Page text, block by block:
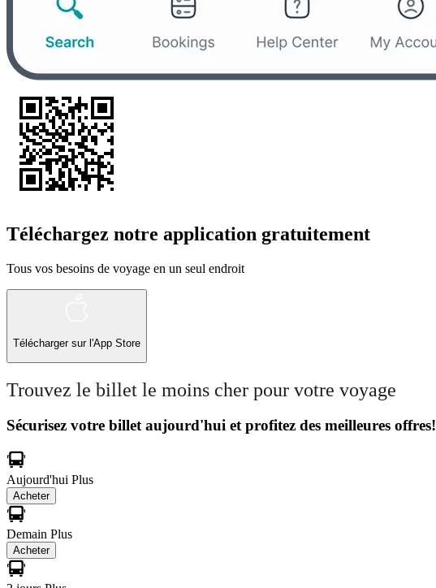
Téléchargez notre application gratuitement
Tous vos besoins de voyage en un seul endroit
Télécharger sur l'App Store
Trouvez le billet le moins cher pour votre voyage
Sécurisez votre billet aujourd'hui et profitez des meilleures offres!
Aujourd'hui Plus
Acheter
Demain Plus
Acheter